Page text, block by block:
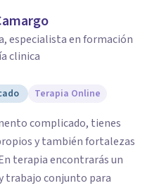
especialista en formación
clinica
Terapia Online
complicado, tienes
y también fortalezas
terapia encontrarás un
trabajo conjunto para